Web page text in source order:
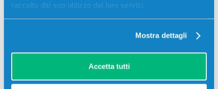
raccolto dal suo utilizzo dei loro servizi.
Mostra dettagli
Accetta tutti
Stampanti compatibili